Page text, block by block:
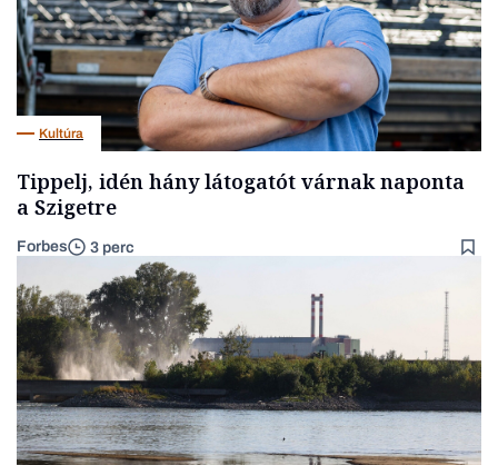
Kultúra
Tippelj, idén hány látogatót várnak naponta
a Szigetre
Forbes 3 perc